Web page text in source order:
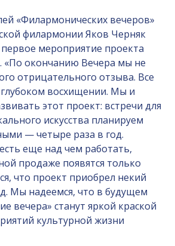
«Филармонических вечеров»
филармонии Яков Черняк
мероприятие проекта
«По окончанию Вечера мы не
отрицательного отзыва. Все
глубоком восхищении. Мы и
этот проект: встречи для
искусства планируем
— четыре раза в год.
еще над чем работать,
продаже появятся только
что проект приобрел некий
Мы надеемся, что в будущем
вечера» станут яркой краской
культурной жизни